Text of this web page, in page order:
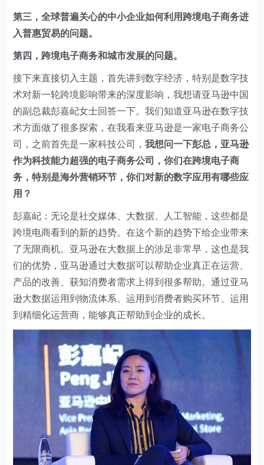
第三，全球普遍关心的中小企业如何利用跨境电子商务进
入普惠贸易的问题。
第四，跨境电子商务和城市发展的问题。
接下来直接切入主题，首先讲到数字经济，特别是数字技
术对新一轮跨境影响带来的深度影响，我想请亚马逊中国
的副总裁彭嘉屺女士回答一下。我们知道亚马逊在数字技
术方面做了很多探索，在我看来亚马逊是一家电子商务公
司，之前首先是一家科技公司，我想问一下彭总，亚马逊
作为科技能力超强的电子商务公司，你们在跨境电子商
务，特别是海外营销环节，你们对新的数字应用有哪些应
用？
彭嘉屺：无论是社交媒体、大数据、人工智能，这些都是
跨境电商看到的新的趋势。在这个新的趋势下给企业带来
了无限商机。亚马逊在大数据上的涉足非常早，这也是我
们的优势，亚马逊通过大数据可以帮助企业真正在运营、
产品的改善、获知消费者需求上得到很多帮助。通过亚马
逊大数据运用到物流体系、运用到消费者购买环节、运用
到精细化运营商，能够真正帮助到企业的成长。